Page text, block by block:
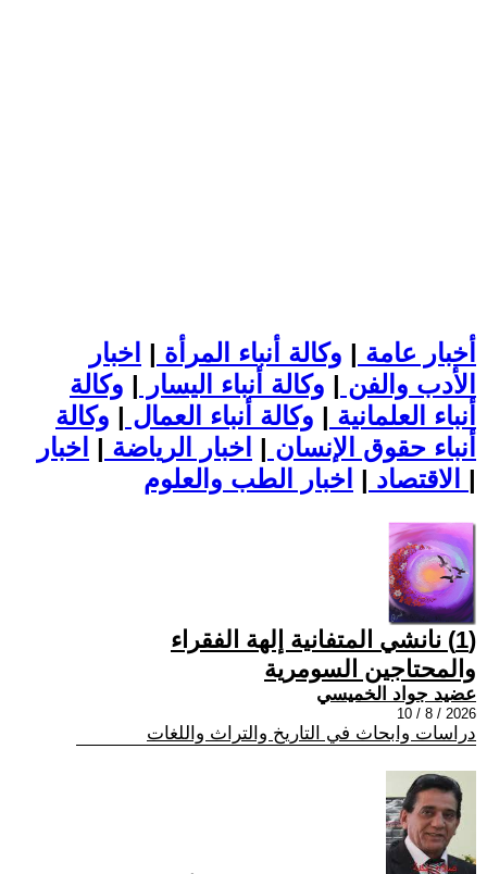
أخبار عامة | وكالة أنباء المرأة | اخبار
الأدب والفن | وكالة أنباء اليسار | وكالة
أنباء العلمانية | وكالة أنباء العمال | وكالة
أنباء حقوق الإنسان | اخبار الرياضة | اخبار
الاقتصاد | |
(1) نانشي المتفانية إلهة الفقراء
والمحتاجين السومرية
عضيد جواد الخميسي
2026 / 8 / 10
دراسات وابحاث في التاريخ والتراث واللغات